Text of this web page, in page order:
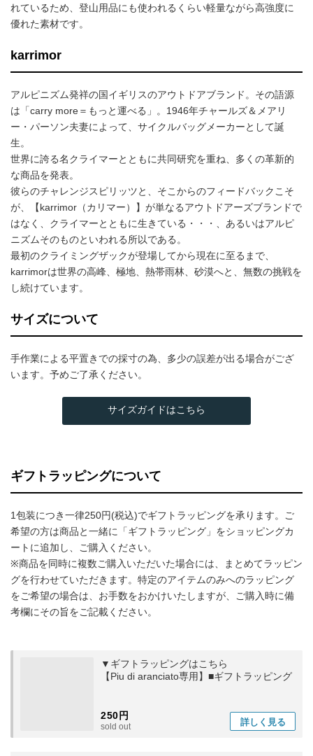
れているため、登山用品にも使われるくらい軽量ながら高強度に
優れた素材です。
karrimor
アルピニズム発祥の国イギリスのアウトドアブランド。その語源
は「carry more＝もっと運べる」。1946年チャールズ＆メアリ
ー・パーソン夫妻によって、サイクルバッグメーカーとして誕
生。
世界に誇る名クライマーとともに共同研究を重ね、多くの革新的
な商品を発表。
彼らのチャレンジスピリッツと、そこからのフィードバックこそ
が、【karrimor（カリマー）】が単なるアウトドアーズブランドで
はなく、クライマーとともに生きている・・・、あるいはアルピ
ニズムそのものといわれる所以である。
最初のクライミングザックが登場してから現在に至るまで、
karrimorは世界の高峰、極地、熱帯雨林、砂漠へと、無数の挑戦を
し続けています。
サイズについて
手作業による平置きでの採寸の為、多少の誤差が出る場合がござ
います。予めご了承ください。
サイズガイドはこちら
ギフトラッピングについて
1包装につき一律250円(税込)でギフトラッピングを承ります。ご
希望の方は商品と一緒に「ギフトラッピング」をショッピングカ
ートに追加し、ご購入ください。
※商品を同時に複数ご購入いただいた場合には、まとめてラッピン
グを行わせていただきます。特定のアイテムのみへのラッピング
をご希望の場合は、お手数をおかけいたしますが、ご購入時に備
考欄にその旨をご記載ください。
▼ギフトラッピングはこちら
【Piu di aranciato専用】■ギフトラッピング
250円
sold out 詳しく 見る